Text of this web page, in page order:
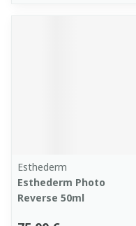
Esthederm
Esthederm Photo
Reverse 50ml